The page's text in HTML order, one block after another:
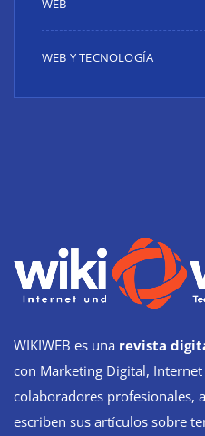
WEB
WEB Y TECNOLOGÍA
WIKIWEB es una revista
con Marketing Digital,
colaboradores profesionales,
escriben sus artículos sobre